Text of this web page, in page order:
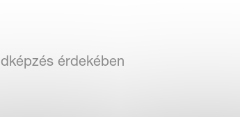
érdekében